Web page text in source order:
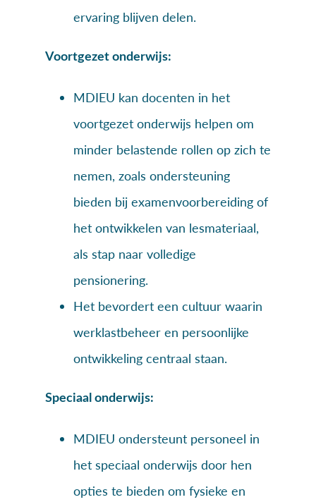
ervaring blijven delen.
Voortgezet onderwijs:
MDIEU kan docenten in het
voortgezet onderwijs helpen om
minder belastende rollen op zich te
nemen, zoals ondersteuning
bieden bij examenvoorbereiding of
het ontwikkelen van lesmateriaal,
als stap naar volledige
pensionering.
Het bevordert een cultuur waarin
werklastbeheer en persoonlijke
ontwikkeling centraal staan.
Speciaal onderwijs:
MDIEU ondersteunt personeel in
het speciaal onderwijs door hen
opties te bieden om fysieke en